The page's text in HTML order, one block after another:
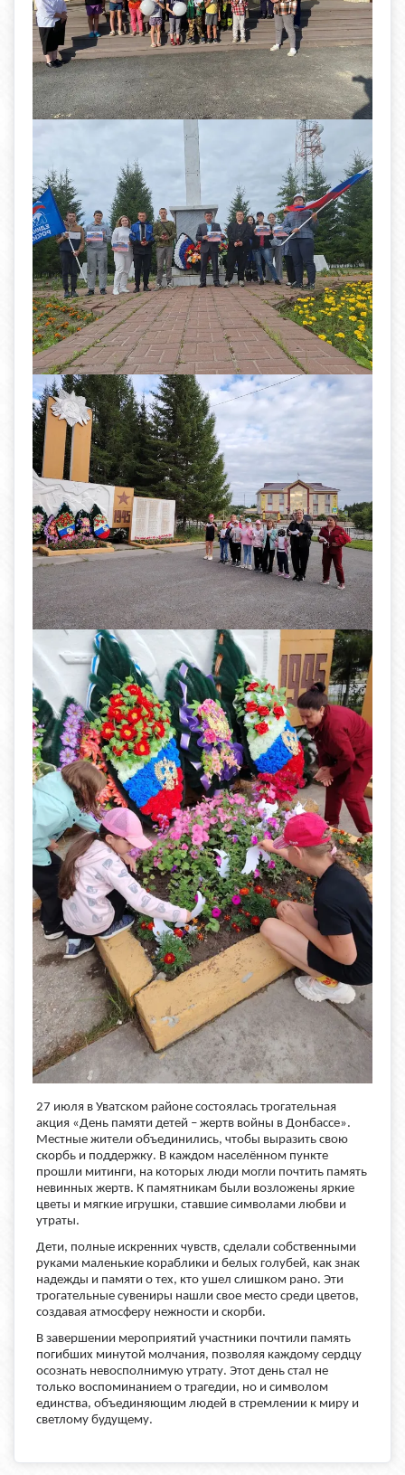
27 июля в Уватском районе состоялась трогательная
акция «День памяти детей – жертв войны в Донбассе».
Местные жители объединились, чтобы выразить свою
скорбь и поддержку. В каждом населённом пункте
прошли митинги, на которых люди могли почтить память
невинных жертв. К памятникам были возложены яркие
цветы и мягкие игрушки, ставшие символами любви и
утраты.
Дети, полные искренних чувств, сделали собственными
руками маленькие кораблики и белых голубей, как знак
надежды и памяти о тех, кто ушел слишком рано. Эти
трогательные сувениры нашли свое место среди цветов,
создавая атмосферу нежности и скорби.
В завершении мероприятий участники почтили память
погибших минутой молчания, позволяя каждому сердцу
осознать невосполнимую утрату. Этот день стал не
только воспоминанием о трагедии, но и символом
единства, объединяющим людей в стремлении к миру и
светлому будущему.